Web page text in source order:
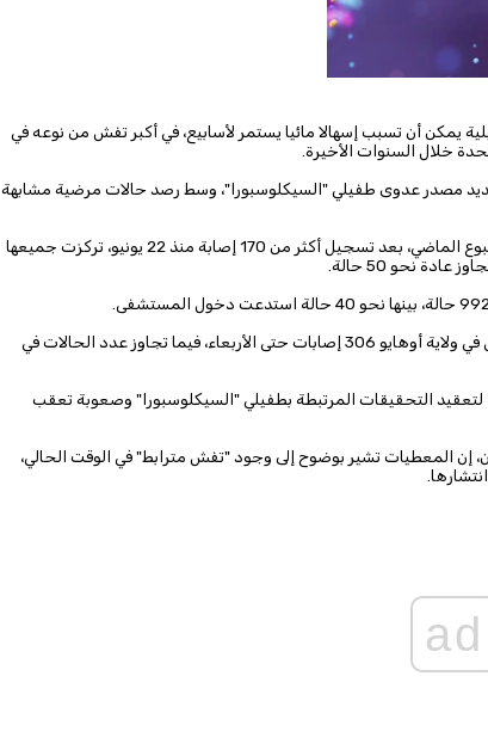
أن تسبب إسهالا مائيا يستمر لأسابيع، في أكبر تفش من نوعه في
خلال السنوات الأخيرة.
مصدر عدوى طفيلي "السيكلوسبورا"، وسط رصد حالات مرضية مشابهة
وكانت سلطات ميشيغان قد أعلنت للمرة الأولى عن التفشي الأسبوع الماضي، بعد تسجيل أكثر من 170 إصابة منذ 22 يونيو، تركزت جميعها
نحو 50 حالة.
وامتدت الإصابات إلى مناطق مجاورة، إذ سجلت مقاطعة لوكاس في ولاية أوهايو 306 إصابات حتى الأربعاء، فيما تجاوز عدد الحالات في
التحقيقات المرتبطة بطفيلي "السيكلوسبورا" وصعوبة تعقب
إن المعطيات تشير بوضوح إلى وجود "تفش مترابط" في الوقت الحالي،
ad